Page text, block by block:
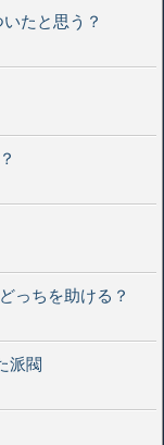
たと思う？
っちを助ける？
派閥